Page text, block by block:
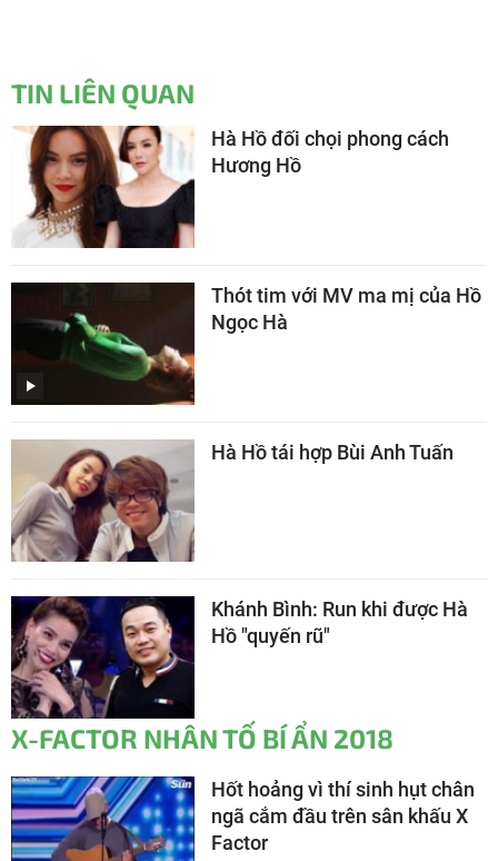
TIN LIÊN QUAN
Hà Hồ đối chọi phong cách
Hương Hồ
Thót tim với MV ma mị của Hồ
Ngọc Hà
Hà Hồ tái hợp Bùi Anh Tuấn
Khánh Bình: Run khi được Hà
Hồ "quyến rũ"
X-FACTOR NHÂN TỐ BÍ ẨN 2018
Hốt hoảng vì thí sinh hụt chân
ngã cắm đầu trên sân khấu X
Factor